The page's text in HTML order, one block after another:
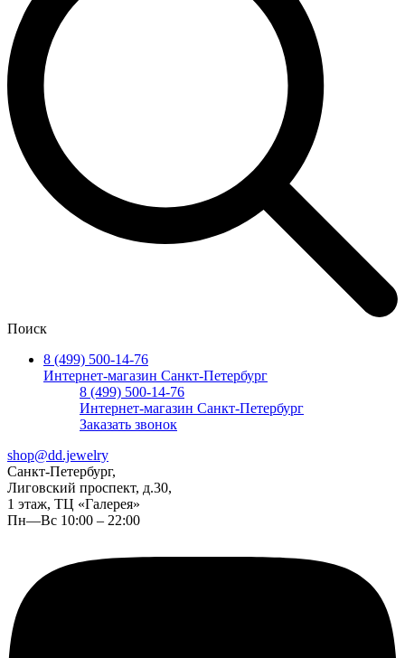
Поиск
8 (499) 500-14-76
Интернет-магазин Санкт-Петербург
8 (499) 500-14-76
Интернет-магазин Санкт-Петербург
Заказать звонок
shop@dd.jewelry
Санкт-Петербург,
Лиговский проспект, д.30,
1 этаж, ТЦ «Галерея»
Пн—Вс 10:00 – 22:00